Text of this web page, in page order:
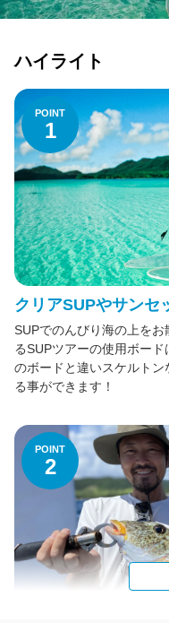
お知らせ
ハイライト
POINT
1
クリアSUPやサンセ
SUPでのんびり海の上を
るSUPツアーの使用ボー
のボードと違いスケルト
る事ができます！
POINT
2